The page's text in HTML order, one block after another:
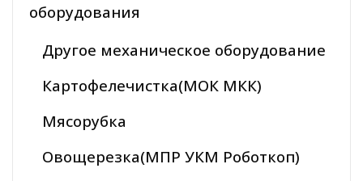
оборудования
Другое механическое оборудование
Картофелечистка(МОК МКК)
Мясорубка
Овощерезка(МПР УКМ Роботкоп)